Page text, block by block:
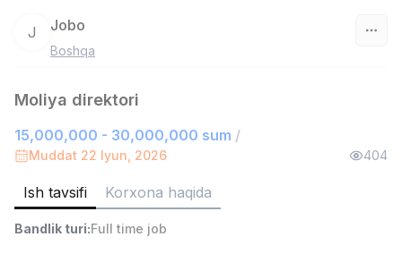
Ombor yordamchisi
ASIAN
Full time job
Ish joyidan
J Jobo
Boshqa
Moliya direktori
15,000,000 - 30,000,000 sum /
Muddat 22 Iyun, 2026 404
Ish tavsifi Korxona haqida
Bandlik turi:Full time job